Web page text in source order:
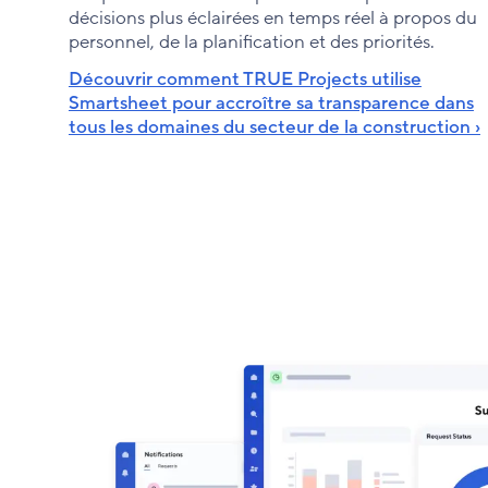
décisions plus éclairées en temps réel à propos du
personnel, de la planification et des priorités.
Découvrir comment TRUE Projects utilise
Smartsheet pour accroître sa transparence dans
tous les domaines du secteur de la construction ›